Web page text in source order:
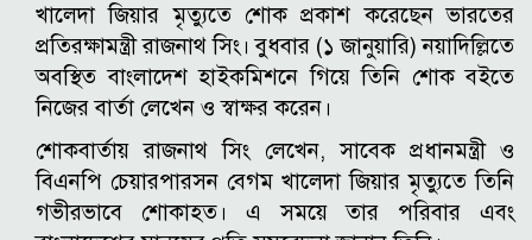
খালেদা জিয়ার মৃত্যুতে শোক প্রকাশ করেছেন ভারতের
প্রতিরক্ষামন্ত্রী রাজনাথ সিং। বুধবার (১ জানুয়ারি) নয়াদিল্লিতে
অবস্থিত বাংলাদেশ হাইকমিশনে গিয়ে তিনি শোক বইতে
নিজের বার্তা লেখেন ও স্বাক্ষর করেন।
শোকবার্তায় রাজনাথ সিং লেখেন, সাবেক প্রধানমন্ত্রী ও
বিএনপি চেয়ারপারসন বেগম খালেদা জিয়ার মৃত্যুতে তিনি
গভীরভাবে শোকাহত। এ সময়ে তার পরিবার এবং